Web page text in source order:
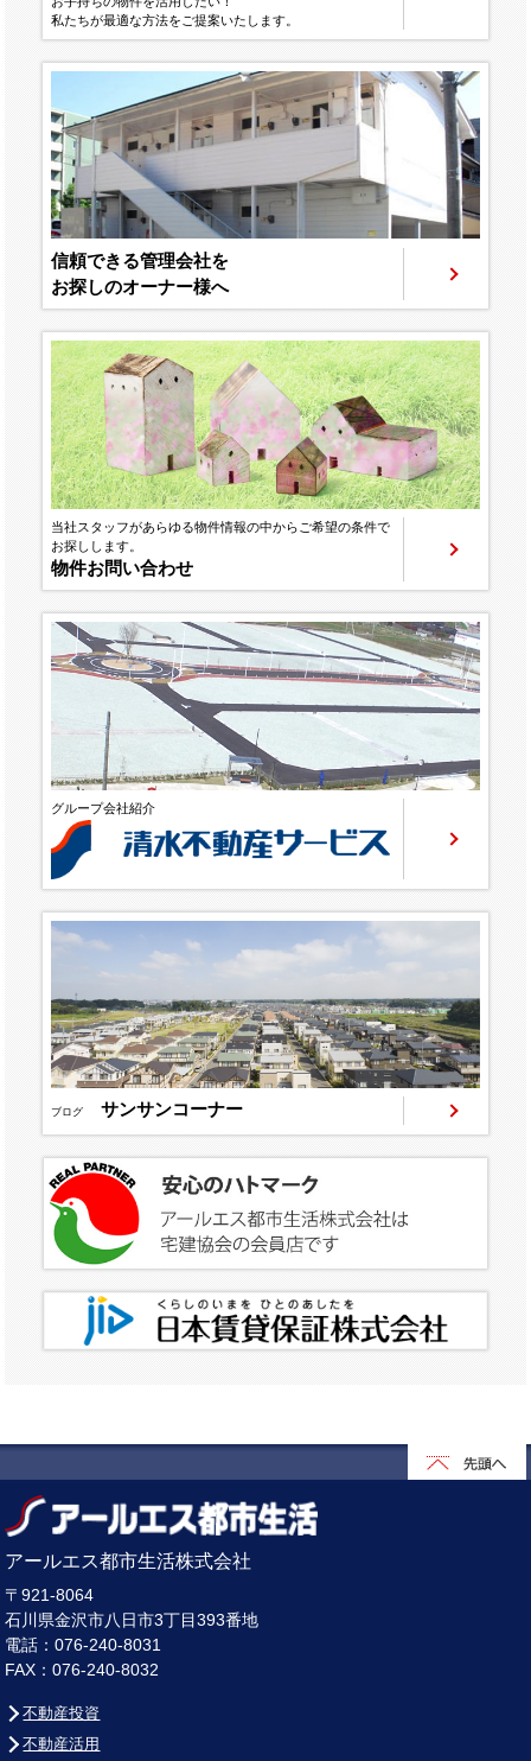
私たちが最適な方法をご提案いたします。
信頼できる管理会社を
お探しのオーナー様へ
当社スタッフがあらゆる物件情報の中からご希望の条件で
お探しします。
物件お問い合わせ
グループ会社紹介
ブログ サンサンコーナー
アールエス都市生活株式会社
〒921-8064
石川県金沢市八日市3丁目393番地
電話：076-240-8031
FAX：076-240-8032
不動産投資
不動産活用